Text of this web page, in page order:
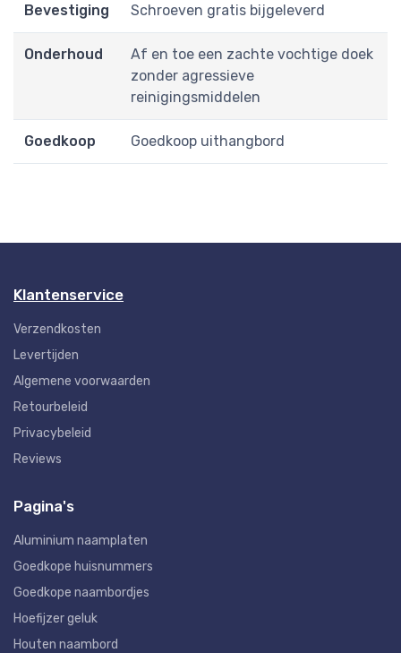
Bevestiging Schroeven gratis bijgeleverd
Onderhoud
Af en toe een zachte vochtige doek
zonder agressieve
reinigingsmiddelen
Goedkoop Goedkoop uithangbord
Klantenservice
Verzendkosten
Levertijden
Algemene voorwaarden
Retourbeleid
Privacybeleid
Reviews
Pagina's
Aluminium naamplaten
Goedkope huisnummers
Goedkope naambordjes
Hoefijzer geluk
Houten naambord